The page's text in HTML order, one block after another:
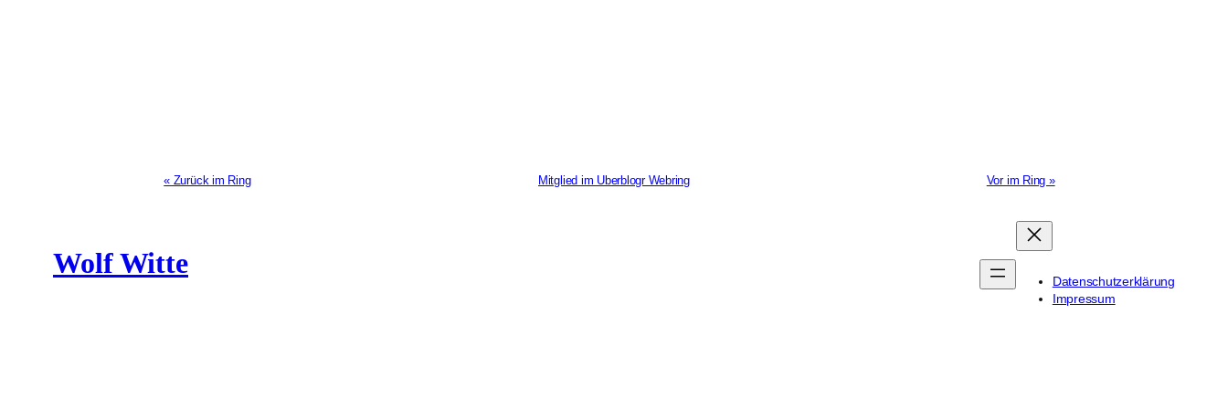
« Zurück im Ring Mitglied im Uberblogr Webring Vor im Ring »
Wolf Witte
Datenschutzerklärung
Impressum